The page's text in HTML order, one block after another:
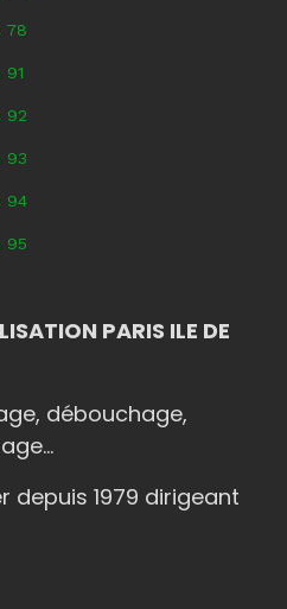
78
91
92
93
94
95
PARIS ILE DE
débouchage,
depuis 1979 dirigeant